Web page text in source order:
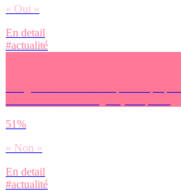
« Oui »
En detail
#actualité
51%
« Non »
En detail
#actualité